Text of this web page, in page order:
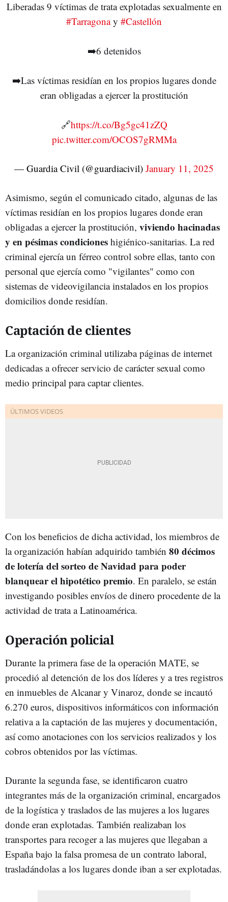
Liberadas 9 víctimas de trata explotadas sexualmente en
#Tarragonay #Castellón
➡️6 detenidos
➡️Las víctimas residían en los propios lugares donde
eran obligadas a ejercer la prostitución
🔗https://t.co/Bg5gc41zZQ
pic.twitter.com/OCOS7gRMMa
— Guardia Civil (@guardiacivil) January 11, 2025
Asimismo, según el comunicado citado, algunas de las
víctimas residían en los propios lugares donde eran
obligadas a ejercer la prostitución, viviendo hacinadas
y en pésimas condiciones higiénico-sanitarias. La red
criminal ejercía un férreo control sobre ellas, tanto con
personal que ejercía como "vigilantes" como con
sistemas de videovigilancia instalados en los propios
domicilios donde residían.
Captación de clientes
La organización criminal utilizaba páginas de internet
dedicadas a ofrecer servicio de carácter sexual como
medio principal para captar clientes.
Con los beneficios de dicha actividad, los miembros de
la organización habían adquirido también 80 décimos
de lotería del sorteo de Navidad para poder
blanquear el hipotético premio. En paralelo, se están
investigando posibles envíos de dinero procedente de la
actividad de trata a Latinoamérica.
Operación policial
Durante la primera fase de la operación MATE, se
procedió al detención de los dos líderes y a tres registros
en inmuebles de Alcanar y Vinaroz, donde se incautó
6.270 euros, dispositivos informáticos con información
relativa a la captación de las mujeres y documentación,
así como anotaciones con los servicios realizados y los
cobros obtenidos por las víctimas.
Durante la segunda fase, se identificaron cuatro
integrantes más de la organización criminal, encargados
de la logística y traslados de las mujeres a los lugares
donde eran explotadas. También realizaban los
transportes para recoger a las mujeres que llegaban a
España bajo la falsa promesa de un contrato laboral,
trasladándolas a los lugares donde iban a ser explotadas.